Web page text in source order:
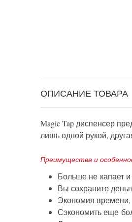
ОПИСАНИЕ ТОВАРА
Magic Tap диспенсер
лишь одной рукой,
Преимущества и
Больше не капает
Вы сохраните
Экономия времени,
Сэкономить еще